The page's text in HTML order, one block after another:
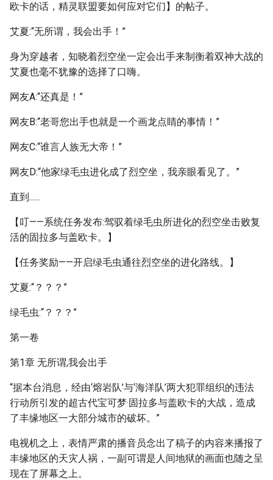
欧卡的话，精灵联盟要如何应对它们】的帖子。
艾夏:“无所谓，我会出手！”
身为穿越者，知晓着烈空坐一定会出手来制衡着双神大战的
艾夏也毫不犹豫的选择了口嗨。
网友A:“还真是！”
网友B:“老哥您出手也就是一个画龙点睛的事情！”
网友C:“谁言人族无大帝！”
网友D:“他家绿毛虫进化成了烈空坐，我亲眼看见了。”
直到......
【叮——系统任务发布:驾驭着绿毛虫所进化的烈空坐击败复
活的固拉多与盖欧卡。】
【任务奖励——开启绿毛虫通往烈空坐的进化路线。】
艾夏:“？？？”
绿毛虫:“？？？”
第一卷
第1章 无所谓,我会出手
“据本台消息，经由‘熔岩队’与‘海洋队’两大犯罪组织的违法
行动所引发的超古代宝可梦·固拉多与盖欧卡的大战，造成
了丰缘地区一大部分城市的破坏。”
电视机之上，表情严肃的播音员念出了稿子的内容来播报了
丰缘地区的天灾人祸，一副可谓是人间地狱的画面也随之呈
现在了屏幕之上。